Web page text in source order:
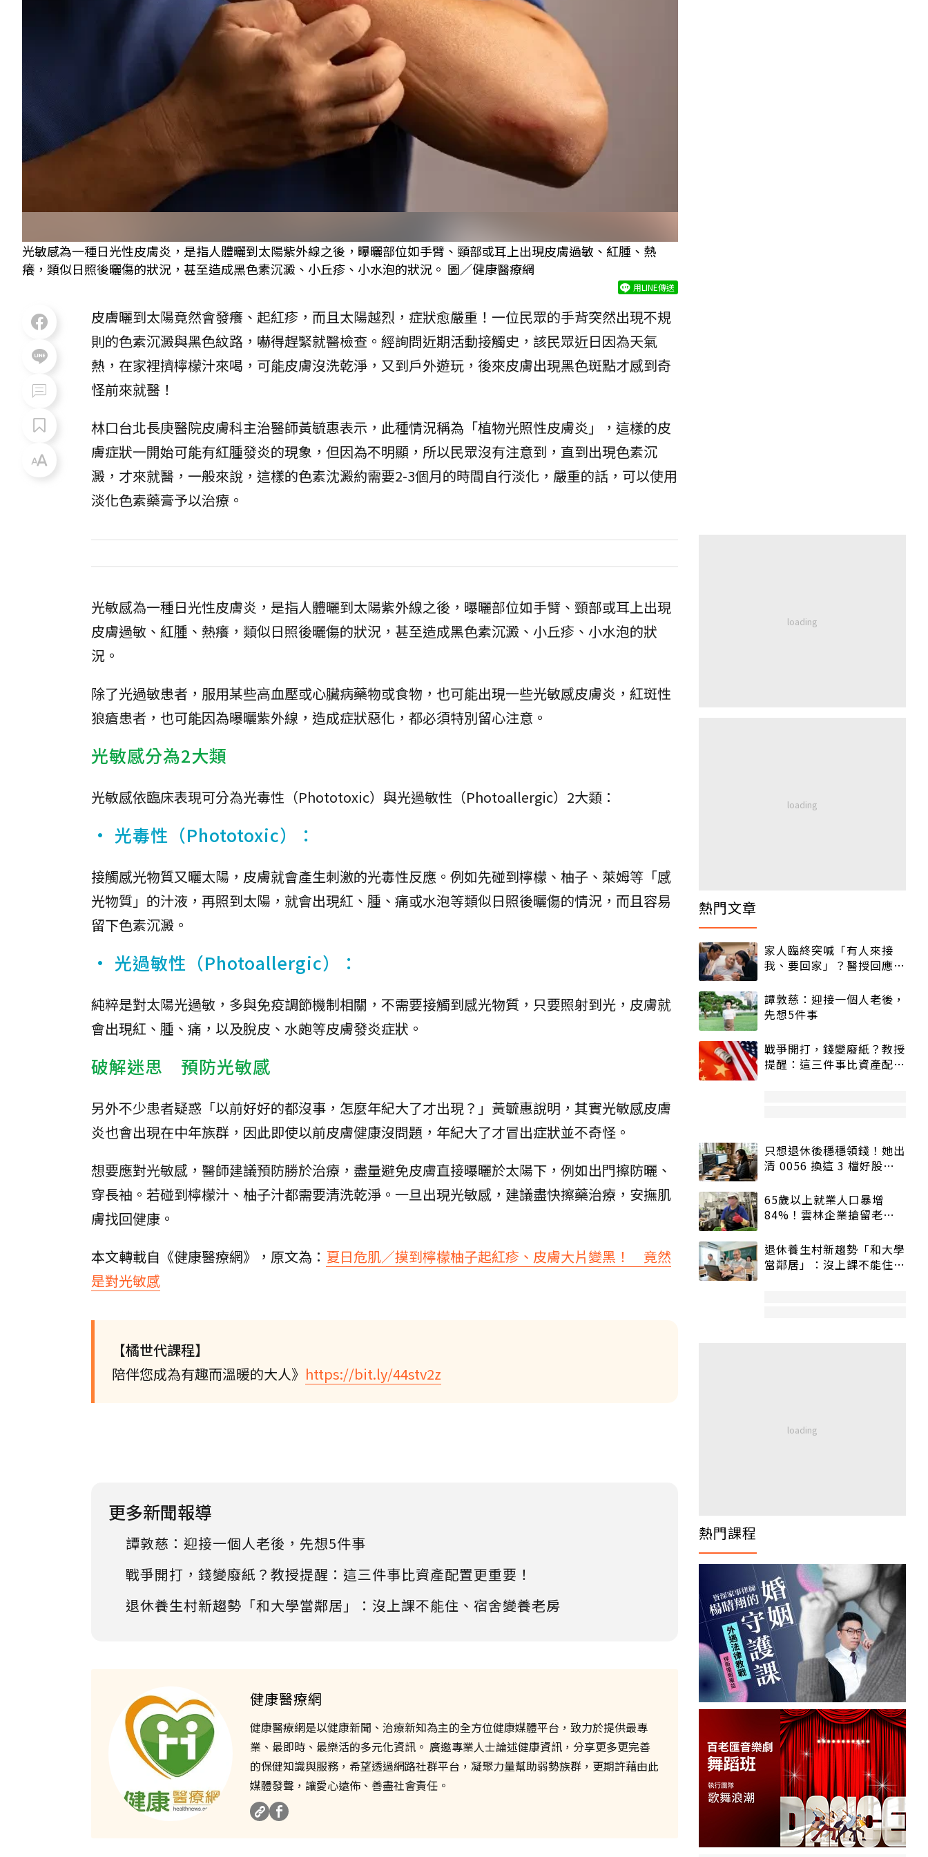
光敏感為一種日光性皮膚炎，是指人體曬到太陽紫外線之後，曝曬部位如手臂、頸部或耳上出現皮膚過敏、紅腫、熱
癢，類似日照後曬傷的狀況，甚至造成黑色素沉澱、小丘疹、小水泡的狀況。 圖／健康醫療網
用LINE傳送
皮膚曬到太陽竟然會發癢、起紅疹，而且太陽越烈，症狀愈嚴重！一位民眾的手背突然出現不規
則的色素沉澱與黑色紋路，嚇得趕緊就醫檢查。經詢問近期活動接觸史，該民眾近日因為天氣
熱，在家裡擠檸檬汁來喝，可能皮膚沒洗乾淨，又到戶外遊玩，後來皮膚出現黑色斑點才感到奇
怪前來就醫！
林口台北長庚醫院皮膚科主治醫師黃毓惠表示，此種情況稱為「植物光照性皮膚炎」，這樣的皮
膚症狀一開始可能有紅腫發炎的現象，但因為不明顯，所以民眾沒有注意到，直到出現色素沉
澱，才來就醫，一般來說，這樣的色素沈澱約需要2-3個月的時間自行淡化，嚴重的話，可以使用
淡化色素藥膏予以治療。
光敏感為一種日光性皮膚炎，是指人體曬到太陽紫外線之後，曝曬部位如手臂、頸部或耳上出現
皮膚過敏、紅腫、熱癢，類似日照後曬傷的狀況，甚至造成黑色素沉澱、小丘疹、小水泡的狀
況。
除了光過敏患者，服用某些高血壓或心臟病藥物或食物，也可能出現一些光敏感皮膚炎，紅斑性
狼瘡患者，也可能因為曝曬紫外線，造成症狀惡化，都必須特別留心注意。
光敏感分為2大類
光敏感依臨床表現可分為光毒性（Phototoxic）與光過敏性（Photoallergic）2大類：
• 光毒性（Phototoxic）：
接觸感光物質又曬太陽，皮膚就會產生刺激的光毒性反應。例如先碰到檸檬、柚子、萊姆等「感
光物質」的汁液，再照到太陽，就會出現紅、腫、痛或水泡等類似日照後曬傷的情況，而且容易
留下色素沉澱。
• 光過敏性（Photoallergic）：
純粹是對太陽光過敏，多與免疫調節機制相關，不需要接觸到感光物質，只要照射到光，皮膚就
會出現紅、腫、痛，以及脫皮、水皰等皮膚發炎症狀。
破解迷思 預防光敏感
另外不少患者疑惑「以前好好的都沒事，怎麼年紀大了才出現？」黃毓惠說明，其實光敏感皮膚
炎也會出現在中年族群，因此即使以前皮膚健康沒問題，年紀大了才冒出症狀並不奇怪。
想要應對光敏感，醫師建議預防勝於治療，盡量避免皮膚直接曝曬於太陽下，例如出門擦防曬、
穿長袖。若碰到檸檬汁、柚子汁都需要清洗乾淨。一旦出現光敏感，建議盡快擦藥治療，安撫肌
膚找回健康。
本文轉載自《健康醫療網》，原文為： 夏日危肌／摸到檸檬柚子起紅疹、皮膚大片變黑！ 竟然
是對光敏感
【橘世代課程】
陪伴您成為有趣而溫暖的大人》 https://bit.ly/44stv2z
更多新聞報導
譚敦慈：迎接一個人老後，先想5件事
戰爭開打，錢變廢紙？教授提醒：這三件事比資產配置更重要！
退休養生村新趨勢「和大學當鄰居」：沒上課不能住、宿舍變養老房
健康醫療網
健康醫療網是以健康新聞、治療新知為主的全方位健康媒體平台，致力於提供最專
業、最即時、最樂活的多元化資訊。 廣邀專業人士論述健康資訊，分享更多更完善
的保健知識與服務，希望透過網路社群平台，凝聚力量幫助弱勢族群，更期許藉由此
媒體發聲，讓愛心遠佈、善盡社會責任。
熱門文章
家人臨終突喊「有人來接
我、要回家」？醫授回應方
譚敦慈：迎接一個人老後，
先想5件事
戰爭開打，錢變廢紙？教授
提醒：這三件事比資產配置
只想退休後穩穩領錢！她出
清 0056 換這 3 檔好股：
65歲以上就業人口暴增
84%！雲林企業搶留老員
退休養生村新趨勢「和大學
當鄰居」：沒上課不能住、
熱門課程